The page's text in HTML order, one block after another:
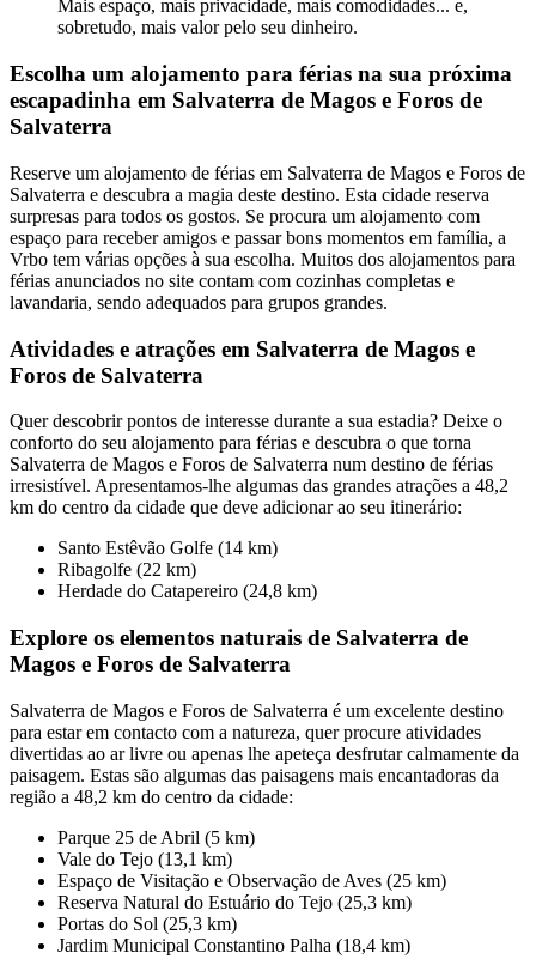
Mais espaço, mais privacidade, mais comodidades... e,
sobretudo, mais valor pelo seu dinheiro.
Escolha um alojamento para férias na sua próxima
escapadinha em Salvaterra de Magos e Foros de
Salvaterra
Reserve um alojamento de férias em Salvaterra de Magos e Foros de
Salvaterra e descubra a magia deste destino. Esta cidade reserva
surpresas para todos os gostos. Se procura um alojamento com
espaço para receber amigos e passar bons momentos em família, a
Vrbo tem várias opções à sua escolha. Muitos dos alojamentos para
férias anunciados no site contam com cozinhas completas e
lavandaria, sendo adequados para grupos grandes.
Atividades e atrações em Salvaterra de Magos e
Foros de Salvaterra
Quer descobrir pontos de interesse durante a sua estadia? Deixe o
conforto do seu alojamento para férias e descubra o que torna
Salvaterra de Magos e Foros de Salvaterra num destino de férias
irresistível. Apresentamos-lhe algumas das grandes atrações a 48,2
km do centro da cidade que deve adicionar ao seu itinerário:
Santo Estêvão Golfe (14 km)
Ribagolfe (22 km)
Herdade do Catapereiro (24,8 km)
Explore os elementos naturais de Salvaterra de
Magos e Foros de Salvaterra
Salvaterra de Magos e Foros de Salvaterra é um excelente destino
para estar em contacto com a natureza, quer procure atividades
divertidas ao ar livre ou apenas lhe apeteça desfrutar calmamente da
paisagem. Estas são algumas das paisagens mais encantadoras da
região a 48,2 km do centro da cidade:
Parque 25 de Abril (5 km)
Vale do Tejo (13,1 km)
Espaço de Visitação e Observação de Aves (25 km)
Reserva Natural do Estuário do Tejo (25,3 km)
Portas do Sol (25,3 km)
Jardim Municipal Constantino Palha (18,4 km)